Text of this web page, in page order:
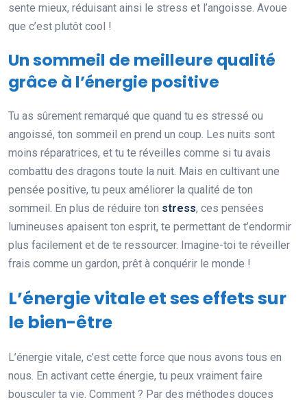
sente mieux, réduisant ainsi le stress et l’angoisse. Avoue
que c’est plutôt cool !
Un sommeil de meilleure qualité
grâce à l’énergie positive
Tu as sûrement remarqué que quand tu es stressé ou
angoissé, ton sommeil en prend un coup. Les nuits sont
moins réparatrices, et tu te réveilles comme si tu avais
combattu des dragons toute la nuit. Mais en cultivant une
pensée positive, tu peux améliorer la qualité de ton
sommeil. En plus de réduire ton stress, ces pensées
lumineuses apaisent ton esprit, te permettant de t’endormir
plus facilement et de te ressourcer. Imagine-toi te réveiller
frais comme un gardon, prêt à conquérir le monde !
L’énergie vitale et ses effets sur
le bien-être
L’énergie vitale, c’est cette force que nous avons tous en
nous. En activant cette énergie, tu peux vraiment faire
bousculer ta vie. Comment ? Par des méthodes douces